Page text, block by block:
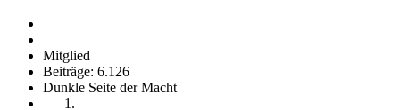
Mitglied
Beiträge: 6.126
Dunkle Seite der Macht